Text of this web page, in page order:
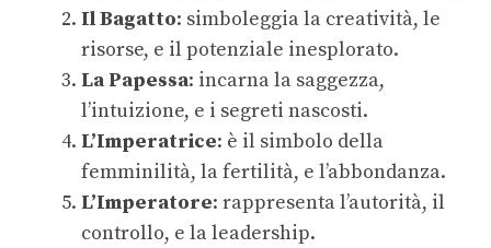
Il Bagatto: simboleggia la creatività, le
risorse, e il potenziale inesplorato.
La Papessa: incarna la saggezza,
l’intuizione, e i segreti nascosti.
L’Imperatrice: è il simbolo della
femminilità, la fertilità, e l’abbondanza.
L’Imperatore: rappresenta l’autorità, il
controllo, e la leadership.